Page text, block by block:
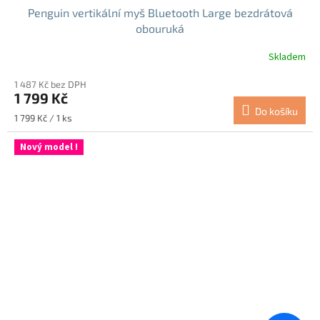
Penguin vertikální myš Bluetooth Large bezdrátová
obouruká
Skladem
1 487 Kč bez DPH
1 799 Kč
Měrná
cena:
1 799 Kč / 1 ks
Do košíku
Nový model !